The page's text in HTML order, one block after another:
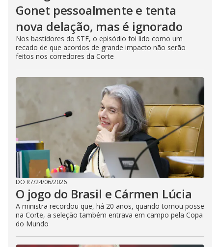
Gonet pessoalmente e tenta
nova delação, mas é ignorado
Nos bastidores do STF, o episódio foi lido como um
recado de que acordos de grande impacto não serão
feitos nos corredores da Corte
DO R7/24/06/2026
O jogo do Brasil e Cármen Lúcia
A ministra recordou que, há 20 anos, quando tomou posse
na Corte, a seleção também entrava em campo pela Copa
do Mundo